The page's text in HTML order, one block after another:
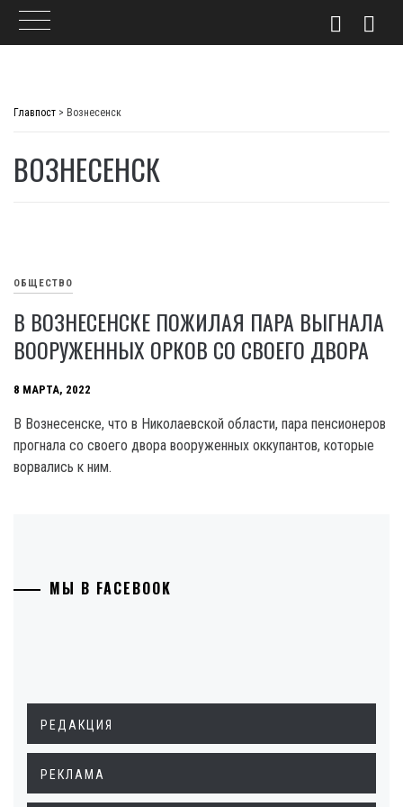
Главпост > Вознесенск
ВОЗНЕСЕНСК
ОБЩЕСТВО
В ВОЗНЕСЕНСКЕ ПОЖИЛАЯ ПАРА ВЫГНАЛА
ВООРУЖЕННЫХ ОРКОВ СО СВОЕГО ДВОРА
8 МАРТА, 2022
В Вознесенске, что в Николаевской области, пара пенсионеров
прогнала со своего двора вооруженных оккупантов, которые
ворвались к ним.
МЫ В FACEBOOK
РЕДАКЦИЯ
РЕКЛАМА